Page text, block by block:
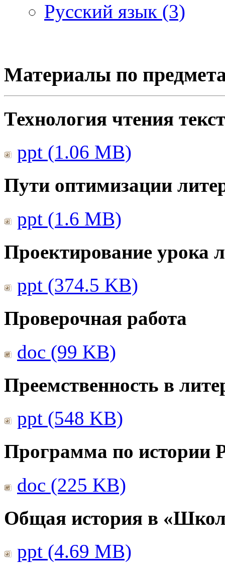
Русский язык (3)
Материалы по
Технология чтения
ppt (1.06 MB)
Пути оптимизации
ppt (1.6 MB)
Проектирование урока
ppt (374.5 KB)
Проверочная работа
doc (99 KB)
Преемственность в
ppt (548 KB)
Программа по истории
doc (225 KB)
Общая история в
ppt (4.69 MB)